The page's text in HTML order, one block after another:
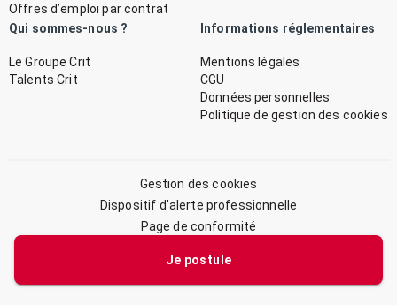
Je postule
Offres d’emploi par contrat
Qui sommes-nous ?
Le Groupe Crit
Talents Crit
Informations réglementaires
Mentions légales
CGU
Données personnelles
Politique de gestion des cookies
Gestion des cookies
Dispositif d’alerte professionnelle
Page de conformité
© 2026 CRIT